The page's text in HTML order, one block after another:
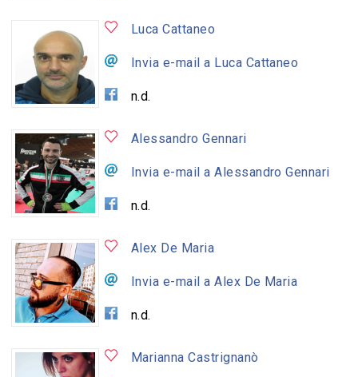
Luca Cattaneo
Invia e-mail a Luca Cattaneo
n.d.
Alessandro Gennari
Invia e-mail a Alessandro Gennari
n.d.
Alex De Maria
Invia e-mail a Alex De Maria
n.d.
Marianna Castrignanò